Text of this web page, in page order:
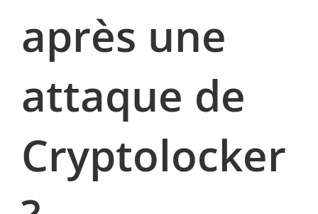
après une
attaque de
Cryptolocker